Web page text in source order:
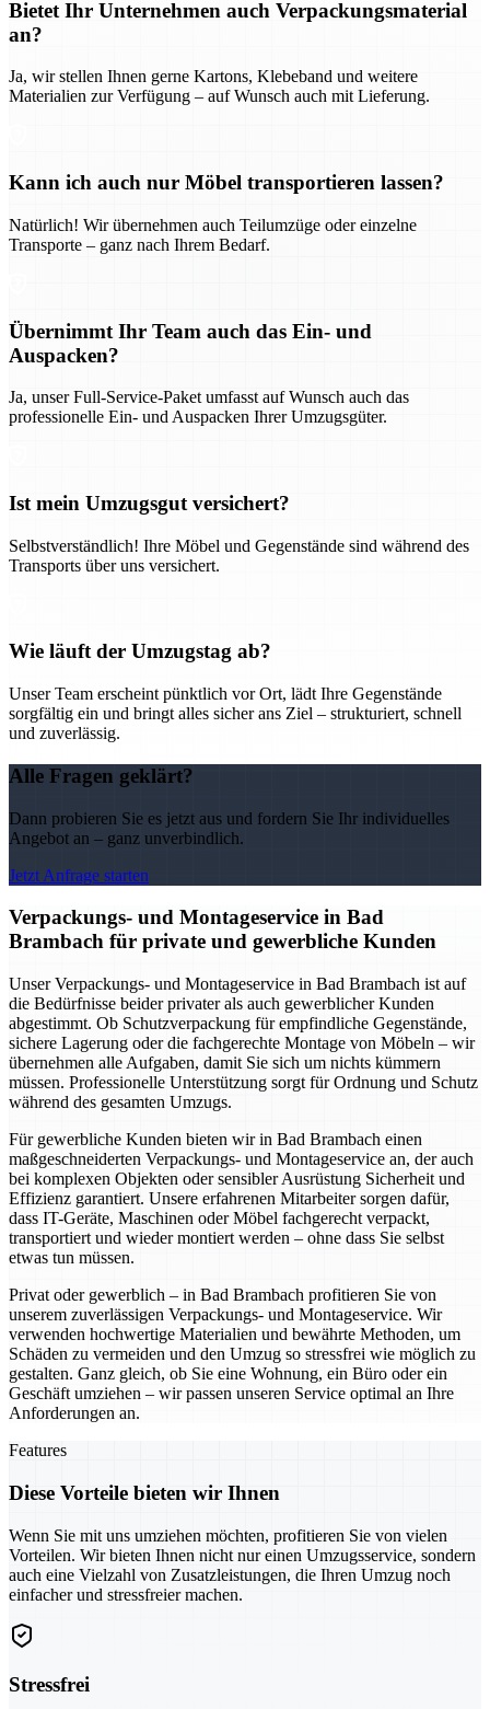
Bietet Ihr Unternehmen auch Verpackungsmaterial
an?
Ja, wir stellen Ihnen gerne Kartons, Klebeband und weitere
Materialien zur Verfügung – auf Wunsch auch mit Lieferung.
Kann ich auch nur Möbel transportieren lassen?
Natürlich! Wir übernehmen auch Teilumzüge oder einzelne
Transporte – ganz nach Ihrem Bedarf.
Übernimmt Ihr Team auch das Ein- und
Auspacken?
Ja, unser Full-Service-Paket umfasst auf Wunsch auch das
professionelle Ein- und Auspacken Ihrer Umzugsgüter.
Ist mein Umzugsgut versichert?
Selbstverständlich! Ihre Möbel und Gegenstände sind während des
Transports über uns versichert.
Wie läuft der Umzugstag ab?
Unser Team erscheint pünktlich vor Ort, lädt Ihre Gegenstände
sorgfältig ein und bringt alles sicher ans Ziel – strukturiert, schnell
und zuverlässig.
Alle Fragen geklärt?
Dann probieren Sie es jetzt aus und fordern Sie Ihr individuelles
Angebot an – ganz unverbindlich.
Jetzt Anfrage starten
Verpackungs- und Montageservice in Bad
Brambach für private und gewerbliche Kunden
Unser Verpackungs- und Montageservice in Bad Brambach ist auf
die Bedürfnisse beider privater als auch gewerblicher Kunden
abgestimmt. Ob Schutzverpackung für empfindliche Gegenstände,
sichere Lagerung oder die fachgerechte Montage von Möbeln – wir
übernehmen alle Aufgaben, damit Sie sich um nichts kümmern
müssen. Professionelle Unterstützung sorgt für Ordnung und Schutz
während des gesamten Umzugs.
Für gewerbliche Kunden bieten wir in Bad Brambach einen
maßgeschneiderten Verpackungs- und Montageservice an, der auch
bei komplexen Objekten oder sensibler Ausrüstung Sicherheit und
Effizienz garantiert. Unsere erfahrenen Mitarbeiter sorgen dafür,
dass IT-Geräte, Maschinen oder Möbel fachgerecht verpackt,
transportiert und wieder montiert werden – ohne dass Sie selbst
etwas tun müssen.
Privat oder gewerblich – in Bad Brambach profitieren Sie von
unserem zuverlässigen Verpackungs- und Montageservice. Wir
verwenden hochwertige Materialien und bewährte Methoden, um
Schäden zu vermeiden und den Umzug so stressfrei wie möglich zu
gestalten. Ganz gleich, ob Sie eine Wohnung, ein Büro oder ein
Geschäft umziehen – wir passen unseren Service optimal an Ihre
Anforderungen an.
Features
Diese Vorteile bieten wir Ihnen
Wenn Sie mit uns umziehen möchten, profitieren Sie von vielen
Vorteilen. Wir bieten Ihnen nicht nur einen Umzugsservice, sondern
auch eine Vielzahl von Zusatzleistungen, die Ihren Umzug noch
einfacher und stressfreier machen.
Stressfrei